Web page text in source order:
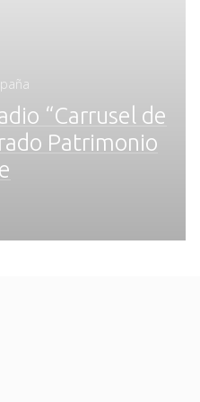
“Carrusel de
Patrimonio